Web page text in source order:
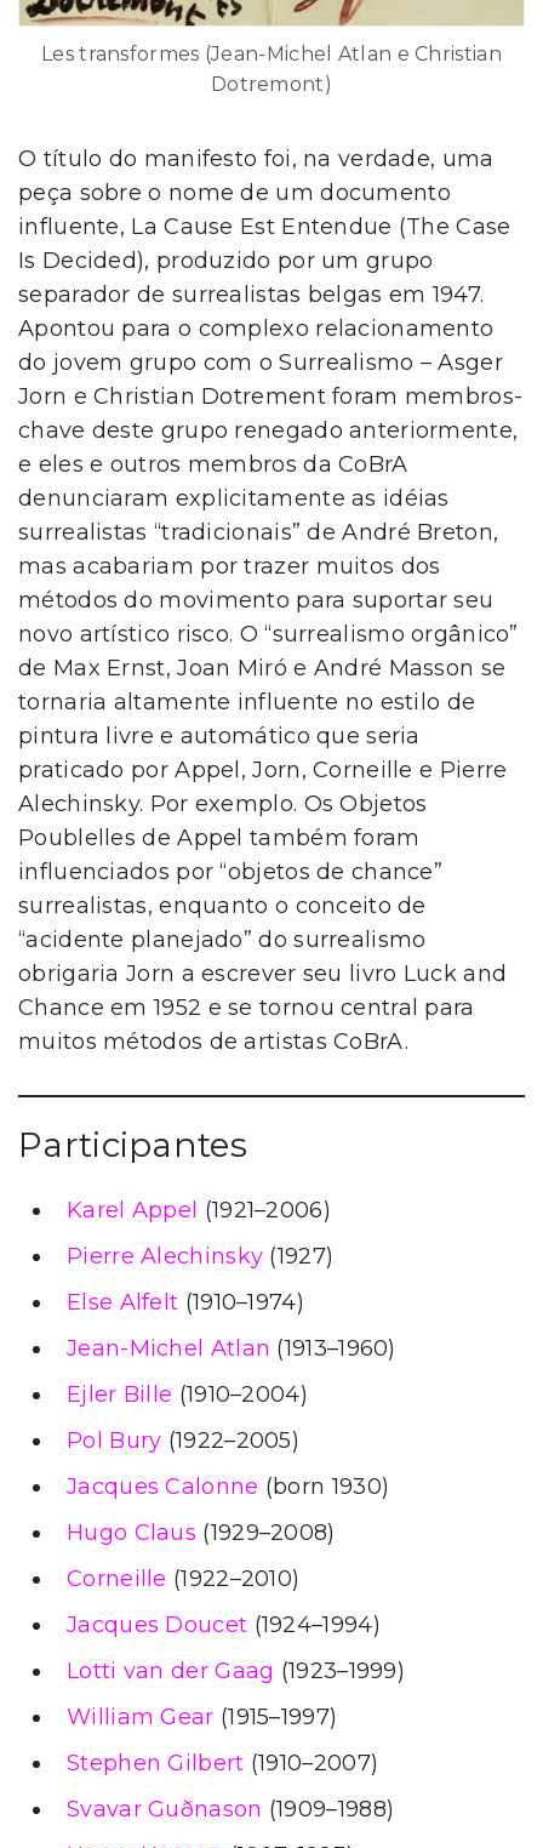
Les transformes (Jean-Michel Atlan e Christian
Dotremont)
O título do manifesto foi, na verdade, uma
peça sobre o nome de um documento
influente, La Cause Est Entendue (The Case
Is Decided), produzido por um grupo
separador de surrealistas belgas em 1947.
Apontou para o complexo relacionamento
do jovem grupo com o Surrealismo – Asger
Jorn e Christian Dotrement foram membros-
chave deste grupo renegado anteriormente,
e eles e outros membros da CoBrA
denunciaram explicitamente as idéias
surrealistas “tradicionais” de André Breton,
mas acabariam por trazer muitos dos
métodos do movimento para suportar seu
novo artístico risco. O “surrealismo orgânico”
de Max Ernst, Joan Miró e André Masson se
tornaria altamente influente no estilo de
pintura livre e automático que seria
praticado por Appel, Jorn, Corneille e Pierre
Alechinsky. Por exemplo. Os Objetos
Poublelles de Appel também foram
influenciados por “objetos de chance”
surrealistas, enquanto o conceito de
“acidente planejado” do surrealismo
obrigaria Jorn a escrever seu livro Luck and
Chance em 1952 e se tornou central para
muitos métodos de artistas CoBrA.
Participantes
Karel Appel (1921–2006)
Pierre Alechinsky (1927)
Else Alfelt (1910–1974)
Jean-Michel Atlan (1913–1960)
Ejler Bille (1910–2004)
Pol Bury (1922–2005)
Jacques Calonne (born 1930)
Hugo Claus (1929–2008)
Corneille (1922–2010)
Jacques Doucet (1924–1994)
Lotti van der Gaag (1923–1999)
William Gear (1915–1997)
Stephen Gilbert (1910–2007)
Svavar Guðnason (1909–1988)